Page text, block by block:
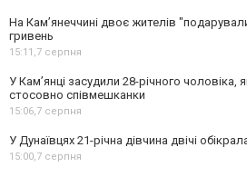
На Камʼянеччині двоє жителів
гривень
15:11,7 серпня
У Камʼянці засудили 28-річного чоловіка,
стосовно співмешканки
15:06,7 серпня
У Дунаївцях 21-річна дівчина двічі
15:00,7 серпня